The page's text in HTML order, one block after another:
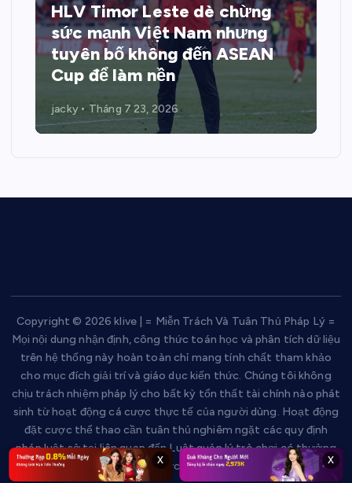
HLV Timor Leste dè chừng
sức mạnh Việt Nam nhưng
tuyên bố không đến ASEAN
Cup để làm nền
jacky Tháng 7 23, 2026
Copyright © 2026 klive | = Miễn Trách Và Tuân Thủ Pháp Lý =
Mọi nội dung nhận định, công thức toán học và phân tích dữ liệu
trên hệ thống này hoàn toàn chỉ mang tính chất tham khảo
cho mục đích giải trí và giáo dục kiến thức. Chúng tôi không
chịu trách nhiệm pháp lý cho bất kỳ tổn thất tài chính nào phát
sinh từ hoạt động cá cược thực tế của người dùng. Hoạt động
đặt cược thể thao cần tuân thủ nghiêm ngặt các quy định
pháp luật sở tại liên quan đến Luật quản lý trò chơi có thưởng
và đặt cược hiện hành.
x x